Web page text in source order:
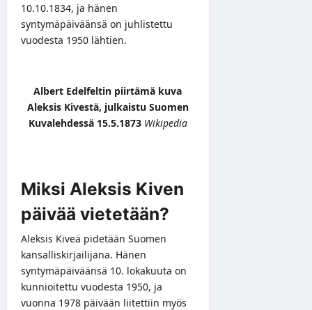
10.10.1834, ja hänen
syntymäpäiväänsä on juhlistettu
vuodesta 1950 lähtien.
Albert Edelfeltin piirtämä kuva
Aleksis Kivestä, julkaistu Suomen
Kuvalehdessä 15.5.1873 Wikipedia
Miksi Aleksis Kiven
päivää vietetään?
Aleksis Kiveä pidetään Suomen
kansalliskirjailijana. Hänen
syntymäpäiväänsä 10. lokakuuta on
kunnioitettu vuodesta 1950, ja
vuonna 1978 päivään liitettiin myös